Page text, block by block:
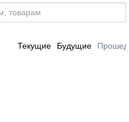
Текущие Будущие